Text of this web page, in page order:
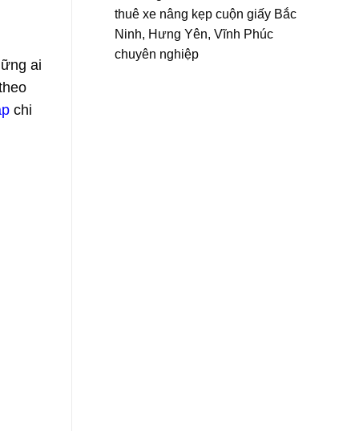
ai
chi
thuê xe nâng kẹp cuộn giấy Bắc
Ninh, Hưng Yên, Vĩnh Phúc
chuyên nghiệp